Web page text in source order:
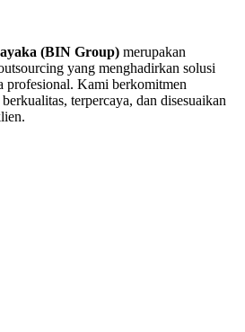
(BIN Group) merupakan
yang menghadirkan solusi
profesional. Kami berkomitmen
terpercaya, dan disesuaikan